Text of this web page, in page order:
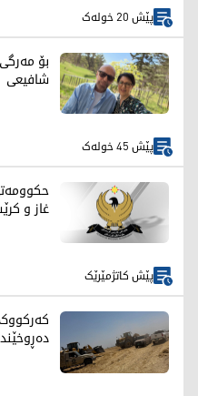
پێش 20 خولەک
بۆ
شافیعی
پێش 45 خولەک
غاز و
پێش کاتژمێرێک